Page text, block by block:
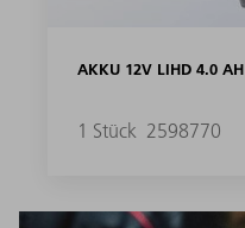
AKKU 12V LIHD 4.0 AH
1 Stück 2598770